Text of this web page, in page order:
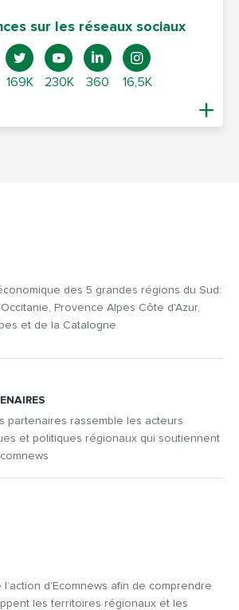
sur les réseaux sociaux
169K 230K 360 16,5K
des 5 grandes régions du Sud:
Provence Alpes Côte d'Azur,
et de la Catalogne
d’Ecomnews afin de comprendre
les territoires régionaux et les
partenaires rassemble les acteurs
et politiques régionaux qui soutiennent